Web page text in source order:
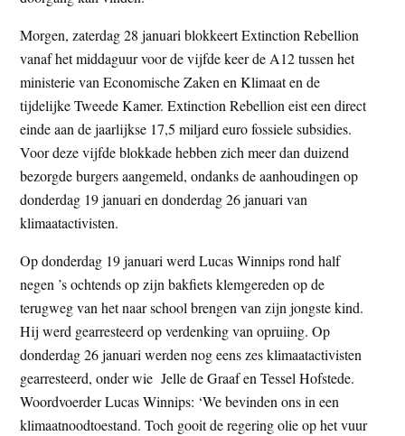
Morgen, zaterdag 28 januari blokkeert Extinction Rebellion
vanaf het middaguur voor de vijfde keer de A12 tussen het
ministerie van Economische Zaken en Klimaat en de
tijdelijke Tweede Kamer. Extinction Rebellion eist een direct
einde aan de jaarlijkse 17,5 miljard euro fossiele subsidies.
Voor deze vijfde blokkade hebben zich meer dan duizend
bezorgde burgers aangemeld, ondanks de aanhoudingen op
donderdag 19 januari en donderdag 26 januari van
klimaatactivisten.
Op donderdag 19 januari werd Lucas Winnips rond half
negen ’s ochtends op zijn bakfiets klemgereden op de
terugweg van het naar school brengen van zijn jongste kind.
Hij werd gearresteerd op verdenking van opruiing. Op
donderdag 26 januari werden nog eens zes klimaatactivisten
gearresteerd, onder wie Jelle de Graaf en Tessel Hofstede.
Woordvoerder Lucas Winnips: ‘We bevinden ons in een
klimaatnoodtoestand. Toch gooit de regering olie op het vuur